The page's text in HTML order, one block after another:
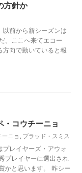
方針か
以前から新シーズンは
、ここへ来てエコー
方向で動いていると報
・コウチーニョ
ニョ , ブラッド・スミス
レイヤーズ・アウォ
プレイヤーに選出され
かと思います。 昨シー